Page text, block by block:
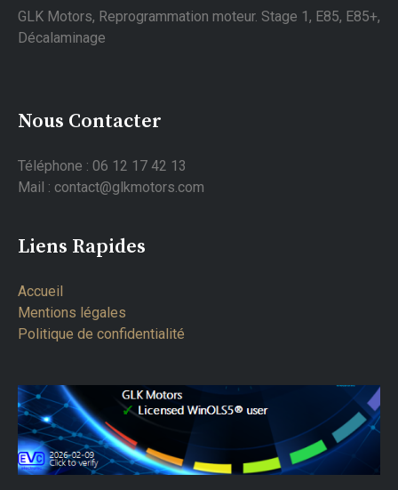
GLK Motors, Reprogrammation moteur. Stage 1, E85, E85+,
Décalaminage
Nous Contacter
Téléphone : 06 12 17 42 13
Mail : contact@glkmotors.com
Liens Rapides
Accueil
Mentions légales
Politique de confidentialité